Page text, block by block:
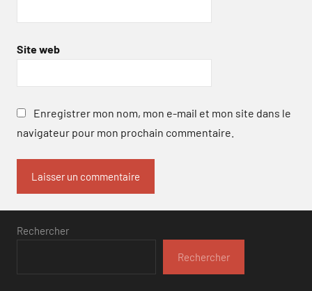
Site web
Enregistrer mon nom, mon e-mail et mon site dans le
navigateur pour mon prochain commentaire.
Rechercher
Rechercher